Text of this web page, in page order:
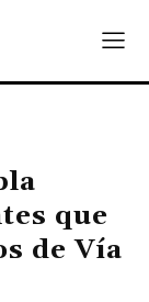
que
de Vía